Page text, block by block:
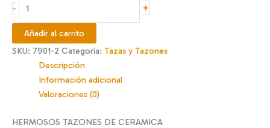
-
PERRITO
cantidad
+
Añadir al carrito
SKU: 7901-2 Categoría: Tazas y Tazones
Descripción
Información adicional
Valoraciones (0)
HERMOSOS TAZONES DE CERAMICA